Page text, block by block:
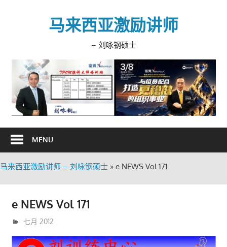
马来西亚激励讲师
– 刘咏钢硕士
MENU
马来西亚激励讲师 – 刘咏钢硕士 » e NEWS Vol 171
e NEWS Vol 171
7月 9, 2012
trainer
七月 2012